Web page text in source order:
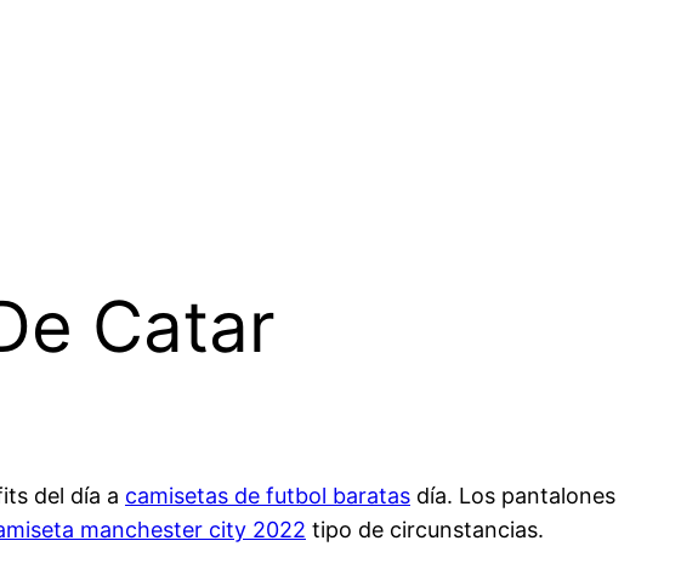
Catar
del día a camisetas de futbol baratas día. Los pantalones
manchester city 2022 tipo de circunstancias.